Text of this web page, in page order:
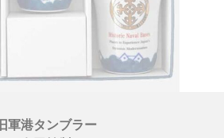
旧軍港タンブラー